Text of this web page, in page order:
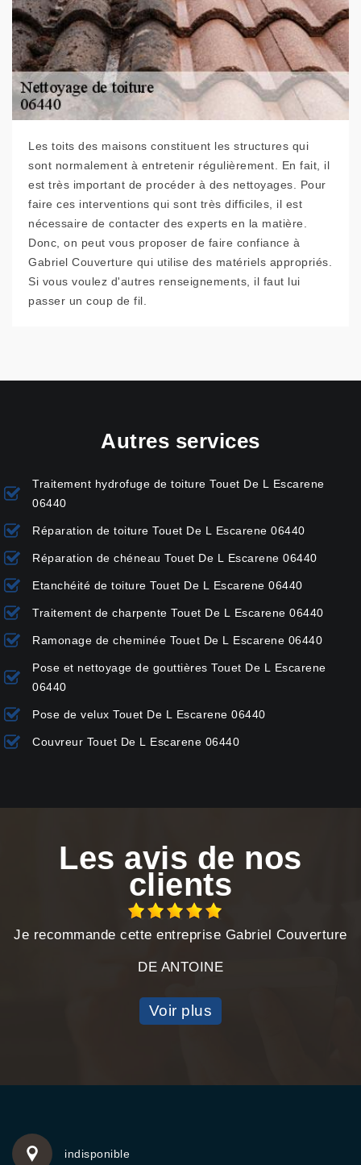
Les toits des maisons constituent les structures qui
sont normalement à entretenir régulièrement. En fait, il
est très important de procéder à des nettoyages. Pour
faire ces interventions qui sont très difficiles, il est
nécessaire de contacter des experts en la matière.
Donc, on peut vous proposer de faire confiance à
Gabriel Couverture qui utilise des matériels appropriés.
Si vous voulez d'autres renseignements, il faut lui
passer un coup de fil.
Autres services
Traitement hydrofuge de toiture Touet De L Escarene
06440
Réparation de toiture Touet De L Escarene 06440
Réparation de chéneau Touet De L Escarene 06440
Etanchéité de toiture Touet De L Escarene 06440
Traitement de charpente Touet De L Escarene 06440
Ramonage de cheminée Touet De L Escarene 06440
Pose et nettoyage de gouttières Touet De L Escarene
06440
Pose de velux Touet De L Escarene 06440
Couvreur Touet De L Escarene 06440
Les avis de nos
clients
Je recommande cette entreprise Gabriel Couverture
DE ANTOINE
Voir plus
indisponible